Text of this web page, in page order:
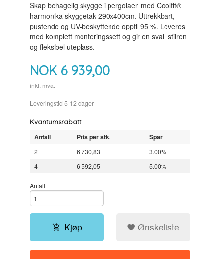
Skap behagelig skygge i pergolaen med Coolfit®
harmonika skyggetak 290x400cm. Uttrekkbart,
pustende og UV-beskyttende opptil 95 %. Leveres
med komplett monteringssett og gir en sval, stilren
og fleksibel uteplass.
NOK 6 939,00
inkl. mva.
Leveringstid 5-12 dager
Kvantumsrabatt
Antall Pris per stk. Spar
2 6 730,83
3.00%
4
6 592,05 5.00%
Antall
Kjøp Ønskeliste